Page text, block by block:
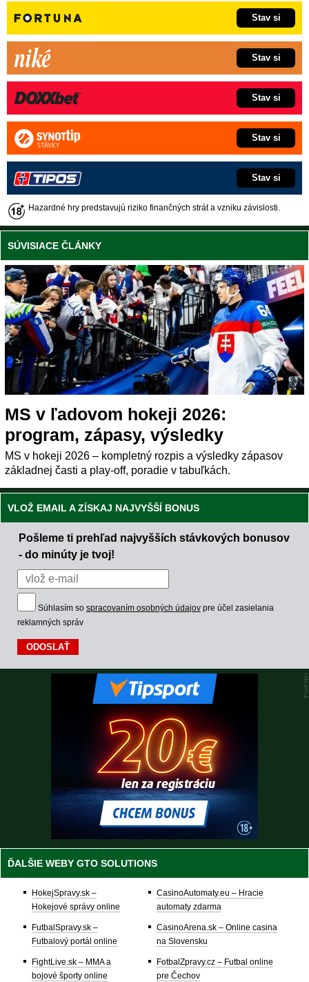
Stav si
Stav si
Stav si
Stav si
Stav si
Hazardné hry predstavujú riziko finančných strát a vzniku závislosti.
SÚVISIACE ČLÁNKY
MS v ľadovom hokeji 2026:
program, zápasy, výsledky
MS v hokeji 2026 – kompletný rozpis a výsledky zápasov
základnej časti a play-off, poradie v tabuľkách.
VLOŽ EMAIL A ZÍSKAJ NAJVYŠŠÍ BONUS
Pošleme ti prehľad najvyšších stávkových bonusov
- do minúty je tvoj!
Súhlasím so spracovaním osobných údajov pre účel zasielania
reklamných správ
ĎALŠIE WEBY GTO SOLUTIONS
HokejSpravy.sk –
Hokejové správy online
FutbalSpravy.sk –
Futbalový portál online
FightLive.sk – MMA a
bojové športy online
CasinoAutomaty.eu – Hracie
automaty zdarma
CasinoArena.sk – Online casina
na Slovensku
FotbalZpravy.cz – Futbal online
pre Čechov